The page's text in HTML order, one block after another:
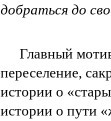
добраться до
Главный
переселение,
истории о
истории о пути